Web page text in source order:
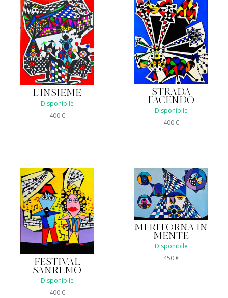
L'INSIEME
Disponibile
400€
STRADA
FACENDO
Disponibile
400€
FESTIVAL
SANREMO
Disponibile
400€
MI RITORNA IN
MENTE
Disponibile
450€